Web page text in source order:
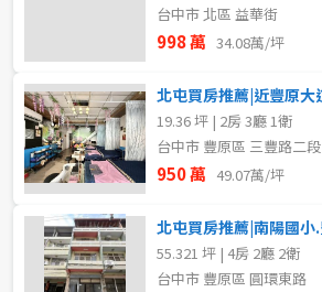
台中市 北區 益華街
998 萬 34.08萬/坪
19.36 坪 | 2房 3廳 1衛
台中市 豐原區 三豐路二段
950 萬 49.07萬/坪
55.321 坪 | 4房 2廳 2衛
台中市 豐原區 圓環東路